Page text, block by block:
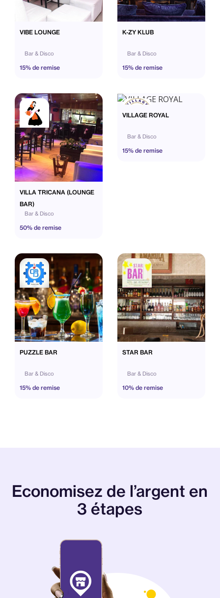
VIBE LOUNGE
Bar & Disco
15% de remise
K-ZY KLUB
Bar & Disco
15% de remise
VILLA TRICANA (LOUNGE
BAR)
Bar & Disco
50% de remise
VILLAGE ROYAL
Bar & Disco
15% de remise
PUZZLE BAR
Bar & Disco
15% de remise
STAR BAR
Bar & Disco
10% de remise
Economisez de l’argent en
3 étapes